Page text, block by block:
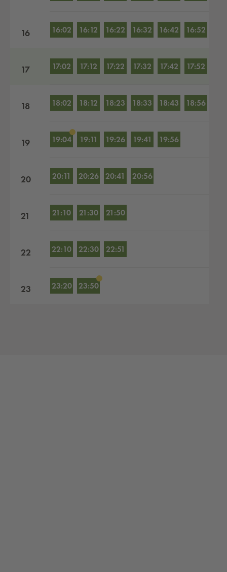
16 16:02 16:12 16:22 16:32 16:42 16:52
17 17:02 17:12 17:22 17:32 17:42 17:52
18 18:02 18:12 18:23 18:33 18:43 18:56
19 19:04 19:11 19:26 19:41 19:56
20 20:11 20:26 20:41 20:56
21 21:10 21:30 21:50
22 22:10 22:30 22:51
23 23:20 23:50